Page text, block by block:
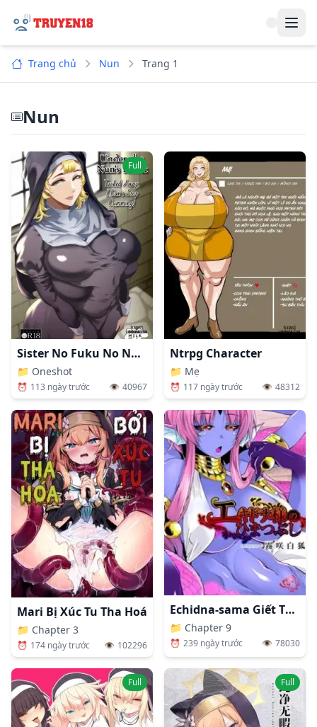
Trang chủ Nun Trang 1
Nun
Full
Sister No Fuku No Naka ~Fuku No Naka Ni Shimawarete Nandomo Shasei Suru Boku~
📁 Oneshot
⏰ 113 ngày trước 👁️ 40967
Ntrpg Character
📁 Mẹ
⏰ 117 ngày trước 👁️ 48312
Mari Bị Xúc Tu Tha Hoá
📁 Chapter 3
⏰ 174 ngày trước 👁️ 102296
Echidna-sama Giết Thời Gian
📁 Chapter 9
⏰ 239 ngày trước 👁️ 78030
Full Full